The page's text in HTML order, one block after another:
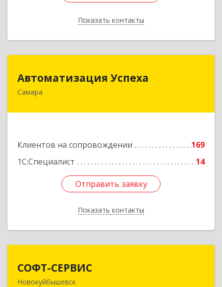
Показать контакты
Назад
Автоматизация Успеха
Самара
Клиентов на сопровождении
169
1С:Специалист
14
Отправить заявку
Показать контакты
Отправить заявку
Назад
СОФТ-СЕРВИС
Новокуйбышевск
446206, Самарская обл, Новокуйбышевск г,